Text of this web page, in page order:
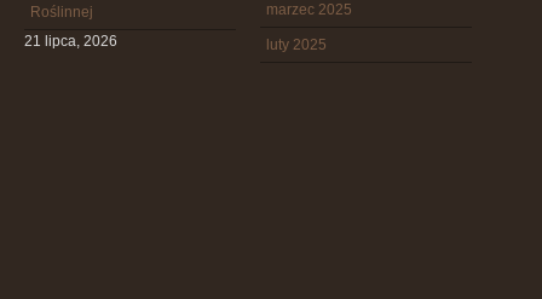
Roślinnej
21 lipca, 2026
marzec 2025
luty 2025